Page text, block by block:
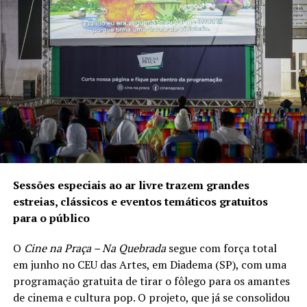
Xbox One e PC.
Comments
comments
Matérias relacionadas
Gameplay
inédito de
Sniper: Ghost
Warrior 3
Resident Evil 2
Remake pode
estar vindo por
aí!
Suposta
imagem de Red
Dead
Redemption 2
vaza!
Sessões especiais ao ar livre trazem grandes
estreias, clássicos e eventos temáticos gratuitos
para o público
O Cine na Praça – Na Quebradasegue com força total
em junho no CEU das Artes, em Diadema (SP), com uma
programação gratuita de tirar o fôlego para os amantes
de cinema e cultura pop. O projeto, que já se consolidou